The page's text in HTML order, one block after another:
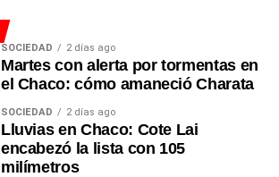
SOCIEDAD 2 días ago
Martes con alerta por tormentas en
el Chaco: cómo amaneció Charata
SOCIEDAD 2 días ago
Lluvias en Chaco: Cote Lai
encabezó la lista con 105
milímetros